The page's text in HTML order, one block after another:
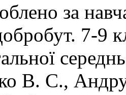
за
7-9
В. С.,